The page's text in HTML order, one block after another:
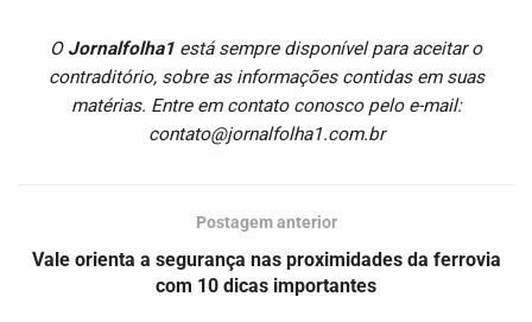
O Jornalfolha1 está sempre disponível para aceitar o
contraditório, sobre as informações contidas em suas
matérias. Entre em contato conosco pelo e-mail:
contato@jornalfolha1.com.br
Postagem anterior
Vale orienta a segurança nas proximidades da ferrovia
com 10 dicas importantes